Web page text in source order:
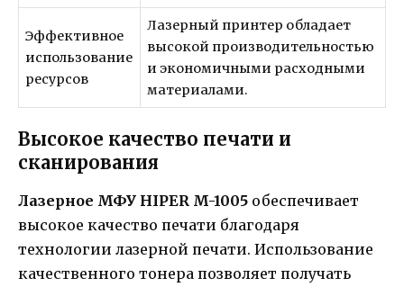
Эффективное
использование
ресурсов
Лазерный принтер обладает
высокой производительностью
и экономичными расходными
материалами.
Высокое качество печати и
сканирования
Лазерное МФУ HIPER M-1005 обеспечивает
высокое качество печати благодаря
технологии лазерной печати. Использование
качественного тонера позволяет получать